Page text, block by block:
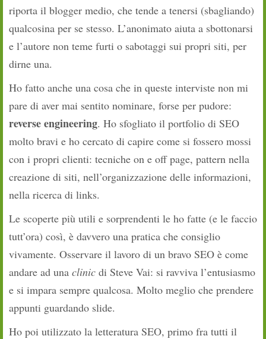
riporta il blogger medio, che tende a tenersi (sbagliando)
qualcosina per se stesso. L’anonimato aiuta a sbottonarsi
e l’autore non teme furti o sabotaggi sui propri siti, per
dirne una.
Ho fatto anche una cosa che in queste interviste non mi
pare di aver mai sentito nominare, forse per pudore:
reverse engineering. Ho sfogliato il portfolio di SEO
molto bravi e ho cercato di capire come si fossero mossi
con i propri clienti: tecniche on e off page, pattern nella
creazione di siti, nell’organizzazione delle informazioni,
nella ricerca di links.
Le scoperte più utili e sorprendenti le ho fatte (e le faccio
tutt’ora) così, è davvero una pratica che consiglio
vivamente. Osservare il lavoro di un bravo SEO è come
andare ad una clinic di Steve Vai: si ravviva l’entusiasmo
e si impara sempre qualcosa. Molto meglio che prendere
appunti guardando slide.
Ho poi utilizzato la letteratura SEO, primo fra tutti il